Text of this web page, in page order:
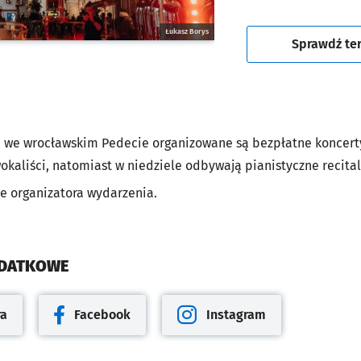
Łukasz Borys
Sprawdź
wrocławskim Pedecie organizowane są bezpłatne
natomiast w niedziele odbywają pianistyczne
organizatora wydarzenia.
Otwiera się w nowej karcie
Facebook
Otwiera się w nowej karcie
Instagram